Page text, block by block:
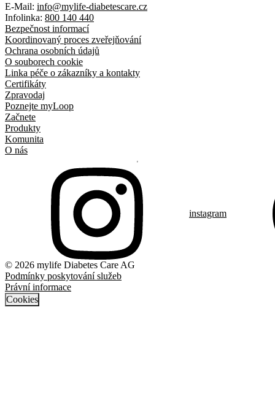
E-Mail: info@mylife-diabetescare.cz
Infolinka: 800 140 440
Bezpečnost informací
Koordinovaný proces zveřejňování
Ochrana osobních údajů
O souborech cookie
Linka péče o zákazníky a kontakty
Certifikáty
Zpravodaj
Poznejte myLoop
Začnete
Produkty
Komunita
O nás
instagram
© 2026 mylife Diabetes Care AG
Podmínky poskytování služeb
Právní informace
Cookies